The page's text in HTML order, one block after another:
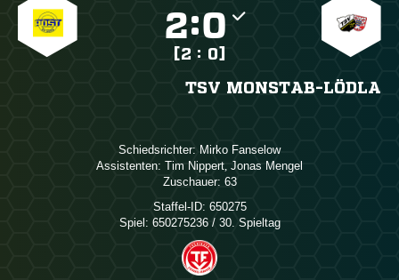
:
[2 : 0]
TSV MONSTAB-LÖDLA
Schiedsrichter:  
Assistenten:  ,  
Zuschauer: 63
Staffel-ID: 650275
Spiel: 650275236 / 30. Spieltag